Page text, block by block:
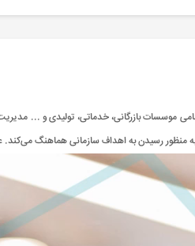
موسسات بازرگانی، خدماتی، تولیدی و ...
به منظور رسیدن به اهداف سازمانی هماهنگ